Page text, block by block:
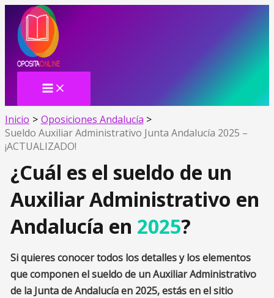
Ir
contenido
MAIN
MENU
Inicio
Oposiciones Andalucía
Sueldo Auxiliar Administrativo Junta Andalucía 2025 –
¡ACTUALIZADO!
¿Cuál es el sueldo de un
Auxiliar Administrativo en
Andalucía en 2025?
Si quieres conocer todos los detalles y los elementos
que componen el sueldo de un Auxiliar Administrativo
de la Junta de Andalucía en 2025, estás en el sitio